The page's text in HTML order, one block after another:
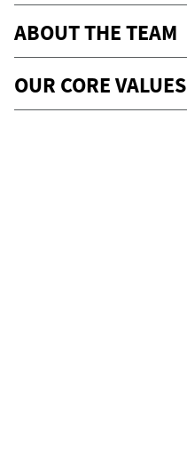
ABOUT THE TEAM
OUR CORE VALUES